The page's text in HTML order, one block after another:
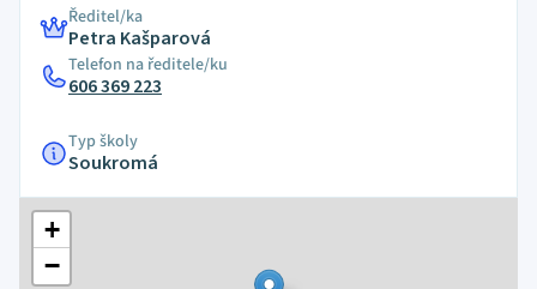
Ředitel/ka
Petra Kašparová
Telefon na ředitele/ku
606 369 223
Typ školy
Soukromá
+
−